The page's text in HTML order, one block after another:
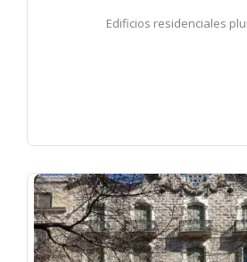
Edificios residenciales